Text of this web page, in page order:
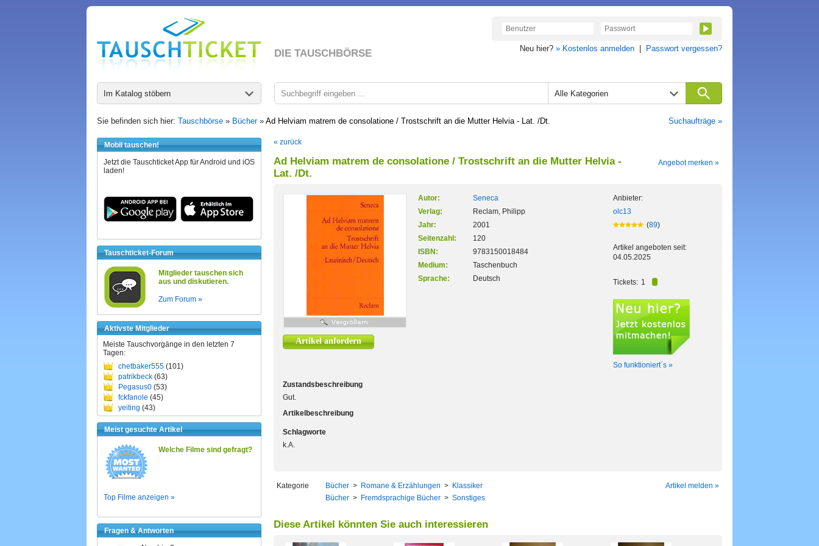
DIE TAUSCHBÖRSE Neu hier? » Kostenlos anmelden Passwort vergessen?
Im Katalog stöbern Alle Kategorien
Sie befinden sich hier: Tauschbörse » Bücher» Ad Helviam matrem de consolatione / Trostschrift an die Mutter Helvia - Lat. /Dt. Suchaufträge »
Mobil tauschen!
Jetzt die Tauschticket App für Android und iOS
laden!
Tauschticket-Forum
Mitglieder tauschen sich
aus und diskutieren.
Zum Forum »
Aktivste Mitglieder
Meiste Tauschvorgänge in den letzten 7
Tagen:
chetbaker555 (101)
patrikbeck (63)
Pegasus0 (53)
fckfanole (45)
yeiting (43)
Meist gesuchte Artikel
Welche Filme sind gefragt?
Top Filme anzeigen »
Fragen & Antworten
« zurück
Ad Helviam matrem de consolatione / Trostschrift an die Mutter Helvia -
Lat. /Dt.
Angebot merken »
Artikel anfordern
Autor:
Seneca
Verlag:
Reclam, Philipp
Jahr:
2001
Seitenzahl:
120
ISBN:
9783150018484
Medium:
Taschenbuch
Sprache:
Deutsch
Anbieter:
olc13
(89)
Artikel angeboten seit:
04.05.2025
Tickets: 1
So funktioniert´s »
Zustandsbeschreibung
Gut.
Artikelbeschreibung
Schlagworte
k.A.
Kategorie Bücher > Romane & Erzählungen > Klassiker
Bücher > Fremdsprachige Bücher > Sonstiges
Artikel melden »
Diese Artikel könnten Sie auch interessieren